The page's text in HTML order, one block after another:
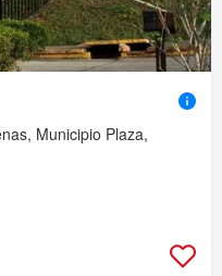
Municipio Plaza,